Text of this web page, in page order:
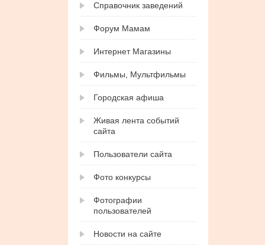
Справочник заведений
Форум Мамам
Интернет Магазины
Фильмы, Мультфильмы
Городская афиша
Живая лента событий
сайта
Пользователи сайта
Фото конкурсы
Фотографии
пользователей
Новости на сайте